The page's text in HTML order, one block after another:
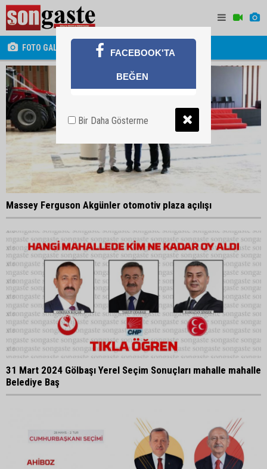
FOTO GALERİ
Massey Ferguson Akgünler otomotiv plaza açılışı
31 Mart 2024 Gölbaşı Yerel Seçim Sonuçları mahalle mahalle
Belediye Baş
FACEBOOK'TA
BEĞEN
Bir Daha Gösterme